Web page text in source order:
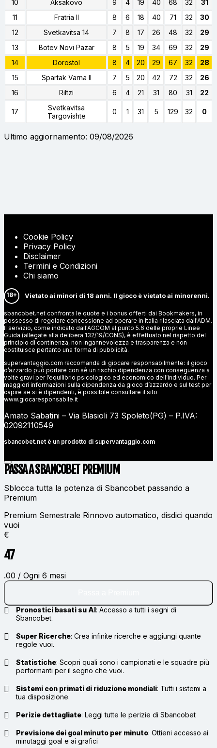
10 Aksakovo 9 4 19 40 68 32
31
11
Fratria II 8 6 18 40 71 32
30
12
Svetkavitsa 14 7 8 17 26 48 32
29
13
Botev Novi Pazar 8 5 19 34 69 32
29
14
Dorostol 8 4 20 29 67 32
28
15
Spartak Varna II 7 5 20 42 72 32
26
16
Riltzi 6 4 21 31 80 31 22
17
Svetkavitsa
Targovishte
0 1 31 5 129 32 0
Ultimo aggiornamento: 09/08/2026
Cookie Policy
Privacy Policy
Disclaimer
Termini e Condizioni
Chi siamo
18+ Vietato ai minori di 18 anni. Il gioco è vietato ai minorenni.
sbancobet.net confronta le quote e i bonus offerti dai Bookmakers, in
possesso di regolare concessione ad operare in Italia rilasciata dall'ADM.
Il servizio, come indicato dall'AGCOM al punto 5.6 delle proprie Linee
Guida (allegate alla delibera 132/19/CONS), è effettuato nel rispetto del
principio di continenza, non ingannevolezza e trasparenza e non
costituisce pertanto una forma di pubblicità.
supervantaggio.com raccomanda di giocare responsabilmente: il gioco
d’azzardo può portare con sè un rischio dipendenza con conseguenza a
volte gravi per l’equilibrio psicologico ed economico dell’individuo. Per
maggiori informazioni sulla dipendenza da gioco d’azzardo e sul test per
capire se si è dipendenti, è possibile consultare il sito
www.giocaresponsabile.it
Amato Sabatini – Via Blasioli 73 Spoleto(PG) – P.IVA:
02092110549
sbancobet.net è un prodotto di supervantaggio.com
PASSA A SBANCOBET PREMIUM
Sblocca tutta la potenza di Sbancobet passando a
Premium
Premium Semestrale Rinnovo automatico, disdici quando
vuoi
€
47
.00 / Ogni 6 mesi
Pronostici basati su AI: Accesso a tutti i segni di
Sbancobet.
Super Ricerche: Crea infinite ricerche e aggiungi quante
regole vuoi.
Statistiche: Scopri quali sono i campionati e le squadre più
performanti per il segno che vuoi.
Sistemi con primati di riduzione mondiali: Tutti i sistemi a
tua disposizione.
Perizie dettagliate: Leggi tutte le perizie di Sbancobet
Previsione dei goal minuto per minuto: Ottieni accesso ai
minutaggi goal e ai grafici